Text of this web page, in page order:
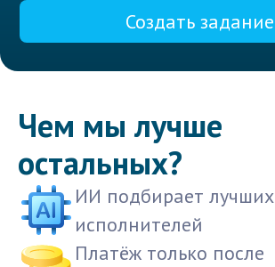
Создать задание
Чем мы лучше
остальных?
ИИ подбирает лучших
исполнителей
Платёж только после